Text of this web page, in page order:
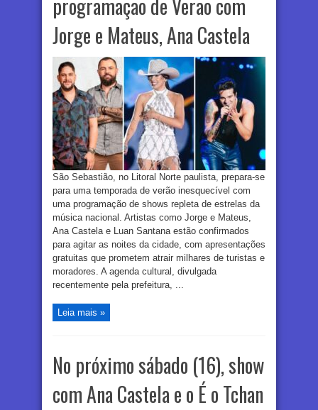
programação de Verão com
Jorge e Mateus, Ana Castela
São Sebastião, no Litoral Norte paulista, prepara-se
para uma temporada de verão inesquecível com
uma programação de shows repleta de estrelas da
música nacional. Artistas como Jorge e Mateus,
Ana Castela e Luan Santana estão confirmados
para agitar as noites da cidade, com apresentações
gratuitas que prometem atrair milhares de turistas e
moradores. A agenda cultural, divulgada
recentemente pela prefeitura, ...
Leia mais »
No próximo sábado (16), show
com Ana Castela e o É o Tchan